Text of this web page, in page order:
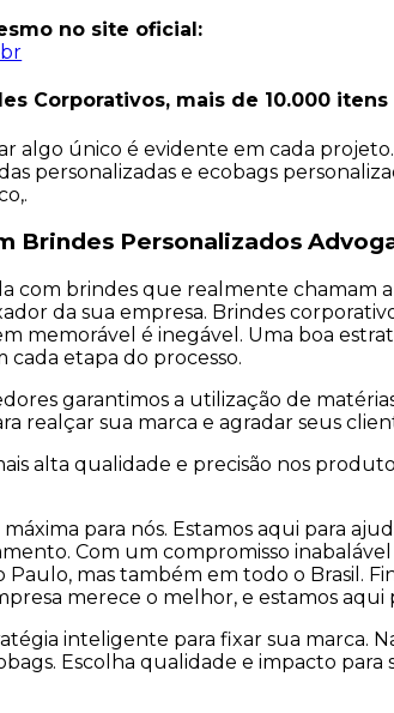
no site oficial:
Corporativos, mais de 10.000
algo único é evidente em cada
personalizadas e ecobags
Brindes Personalizados
com brindes que realmente chamam
da sua empresa. Brindes
memorável é inegável. Uma boa
etapa do processo.
garantimos a utilização de
realçar sua marca e agradar seus
alta qualidade e precisão nos
para nós. Estamos aqui para
Com um compromisso
Paulo, mas também em todo o
merece o melhor, e estamos
inteligente para fixar sua marca.
Escolha qualidade e impacto